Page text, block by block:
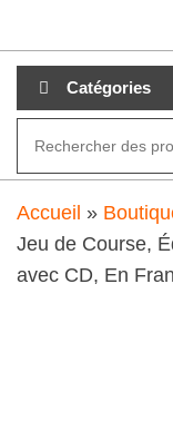
au
contenuCatégories
Accueil »
Jeu de Course,
avec CD, En